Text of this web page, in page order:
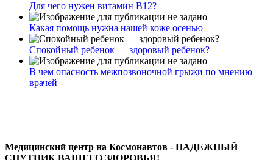
Для чего нужен витамин В12?
Какая помощь нужна нашей коже осенью
Спокойный ребенок — здоровый ребенок?
В чем опасность межпозвоночной грыжи по мнению
врачей
Медицинский центр на Космонавтов - НАДЕЖНЫЙ
СПУТНИК ВАШЕГО ЗДОРОВЬЯ!